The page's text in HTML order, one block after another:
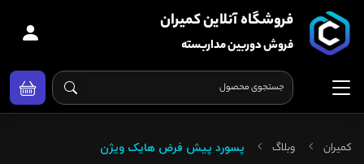
فروشگاه آنلاین کمیران
فروش دوربین مداربسته
کمیران وبلاگ پسورد پیش فرض هایک ویژن